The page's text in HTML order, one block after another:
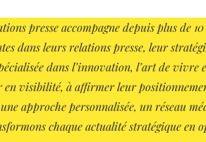
presse accompagne depuis plus de
dans leurs relations presse, leur
dans l’innovation, l’art de vivre
en visibilité, à affirmer leur
approche personnalisée, un réseau
chaque actualité stratégique en